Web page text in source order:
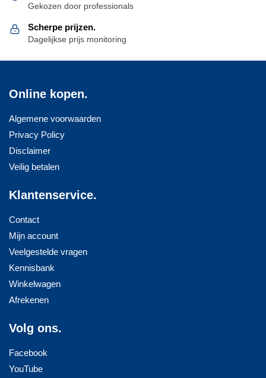
productpagina
Gekozen door professionals
Scherpe prijzen.
Dagelijkse prijs monitoring
Online kopen.
Algemene voorwaarden
Privacy Policy
Disclaimer
Veilig betalen
Klantenservice.
Contact
Mijn account
Veelgestelde vragen
Kennisbank
Winkelwagen
Afrekenen
Volg ons.
Facebook
YouTube